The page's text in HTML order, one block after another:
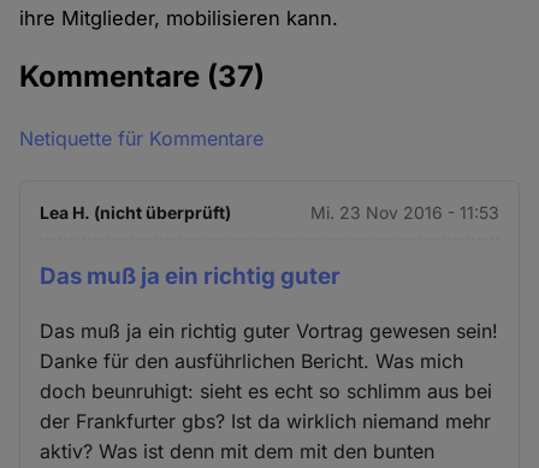
ihre Mitglieder, mobilisieren kann.
Kommentare (37)
Netiquette für Kommentare
Lea H. (nicht überprüft) Mi. 23 Nov 2016 - 11:53
Das muß ja ein richtig guter
Das muß ja ein richtig guter Vortrag gewesen sein!
Danke für den ausführlichen Bericht. Was mich
doch beunruhigt: sieht es echt so schlimm aus bei
der Frankfurter gbs? Ist da wirklich niemand mehr
aktiv? Was ist denn mit dem mit den bunten